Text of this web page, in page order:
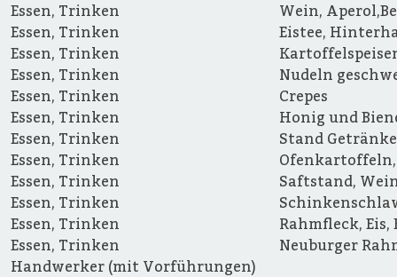
Essen, Trinken
Wein,
Essen, Trinken
Eistee,
Essen, Trinken
Essen, Trinken
Nudeln
Essen, Trinken
Crepes
Essen, Trinken
Honig und
Essen, Trinken
Stand Getränke
Essen, Trinken
Essen, Trinken
Saftstand,
Essen, Trinken
Essen, Trinken
Rahmfleck,
Essen, Trinken
Neuburger
Handwerker (mit Vorführungen)